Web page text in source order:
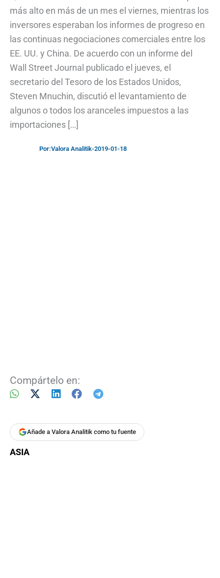
más alto en más de un mes el viernes, mientras los
inversores esperaban los informes de progreso en
las continuas negociaciones comerciales entre los
EE. UU. y China. De acuerdo con un informe del
Wall Street Journal publicado el jueves, el
secretario del Tesoro de los Estados Unidos,
Steven Mnuchin, discutió el levantamiento de
algunos o todos los aranceles impuestos a las
importaciones […]
Por:Valora Analitik-2019-01-18
Compártelo en:
Añade a Valora Analitik como tu fuente
ASIA